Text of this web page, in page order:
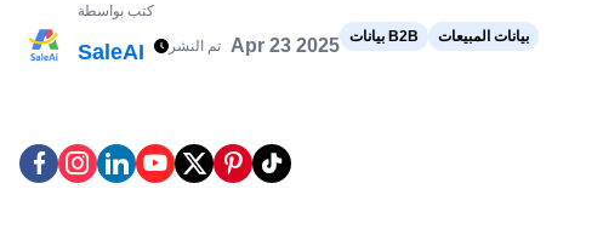
كتب بواسطة
SaleAI تم النشر Apr 23 2025 بيانات B2B بيانات المبيعات